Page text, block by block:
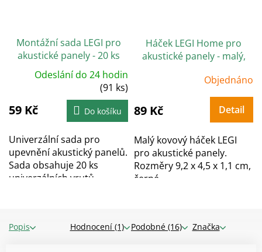
Montážní sada LEGI pro
akustické panely - 20 ks
Odeslání do 24 hodin
(91 ks)
59 Kč Do košíku
Univerzální sada pro
upevnění akustický panelů.
Sada obsahuje 20 ks
univerzálních vrutů...
Háček LEGI Home pro
akustické panely - malý,
Objednáno
89 Kč Detail
Malý kovový háček LEGI
pro akustické panely.
Rozměry 9,2 x 4,5 x 1,1 cm,
černé...
Popis Podobné (16)
Hodnocení (1) Značka